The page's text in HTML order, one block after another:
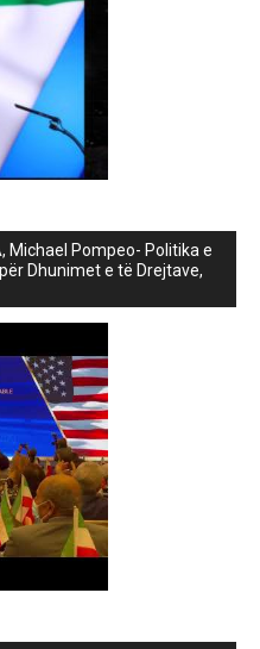
Michael Pompeo- Politika e
Dhunimet e të Drejtave,